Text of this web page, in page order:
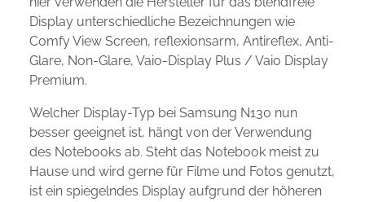
Display unterschiedliche Bezeichnungen wie
Comfy View Screen, reflexionsarm, Antireflex, Anti-
Glare, Non-Glare, Vaio-Display Plus / Vaio Display
Premium.
Welcher Display-Typ bei Samsung N130 nun
besser geeignet ist, hängt von der Verwendung
des Notebooks ab. Steht das Notebook meist zu
Hause und wird gerne für Filme und Fotos genutzt,
ist ein spiegelndes Display aufgrund der höheren